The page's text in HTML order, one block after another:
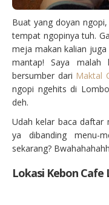
Buat yang doyan
tempat ngopinya tuh.
meja makan kalian juga
mantap! Saya malah
bersumber dari Maktal
ngopi ngehits di
deh.
Udah kelar baca daftar
ya dibanding menu-
sekarang?
Lokasi Kebon Cafe